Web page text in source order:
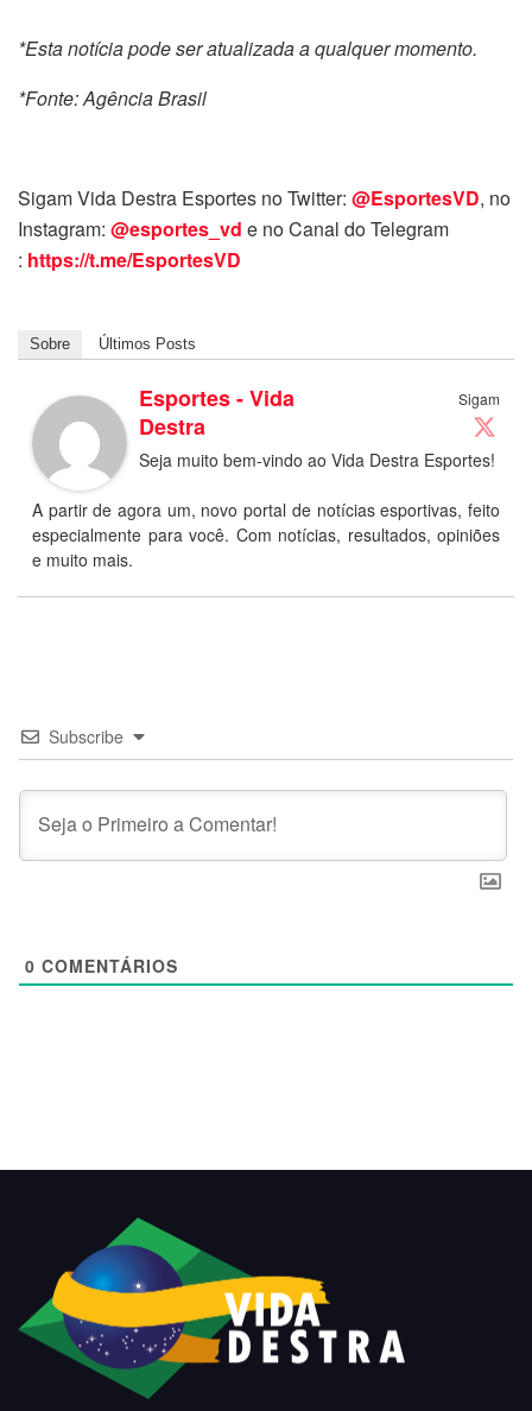
*Esta notícia pode ser atualizada a qualquer momento.
*Fonte: Agência Brasil
Sigam Vida Destra Esportes no Twitter: @EsportesVD, no
Instagram: @esportes_vd e no Canal do Telegram
: https://t.me/EsportesVD
Sobre Últimos Posts
Sigam
Esportes - Vida
Destra
Seja muito bem-vindo ao Vida Destra Esportes!
A partir de agora um, novo portal de notícias esportivas, feito
especialmente para você. Com notícias, resultados, opiniões
e muito mais.
Subscribe
0 COMENTÁRIOS